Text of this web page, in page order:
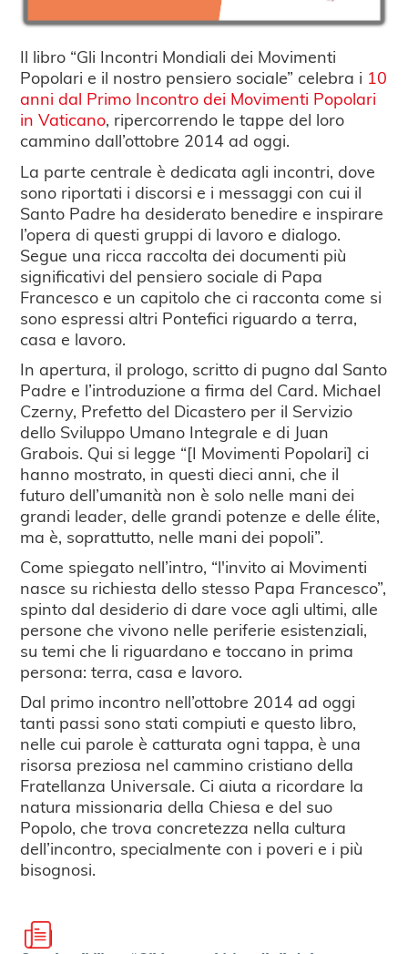
Il libro “Gli Incontri Mondiali dei Movimenti
Popolari e il nostro pensiero sociale” celebra i 10
anni dal Primo Incontro dei Movimenti Popolari
in Vaticano, ripercorrendo le tappe del loro
cammino dall’ottobre 2014 ad oggi.
La parte centrale è dedicata agli incontri, dove
sono riportati i discorsi e i messaggi con cui il
Santo Padre ha desiderato benedire e inspirare
l’opera di questi gruppi di lavoro e dialogo.
Segue una ricca raccolta dei documenti più
significativi del pensiero sociale di Papa
Francesco e un capitolo che ci racconta come si
sono espressi altri Pontefici riguardo a terra,
casa e lavoro.
In apertura, il prologo, scritto di pugno dal Santo
Padre e l’introduzione a firma del Card. Michael
Czerny, Prefetto del Dicastero per il Servizio
dello Sviluppo Umano Integrale e di Juan
Grabois. Qui si legge “[I Movimenti Popolari] ci
hanno mostrato, in questi dieci anni, che il
futuro dell’umanità non è solo nelle mani dei
grandi leader, delle grandi potenze e delle élite,
ma è, soprattutto, nelle mani dei popoli”.
Come spiegato nell’intro, “l'invito ai Movimenti
nasce su richiesta dello stesso Papa Francesco”,
spinto dal desiderio di dare voce agli ultimi, alle
persone che vivono nelle periferie esistenziali,
su temi che li riguardano e toccano in prima
persona: terra, casa e lavoro.
Dal primo incontro nell’ottobre 2014 ad oggi
tanti passi sono stati compiuti e questo libro,
nelle cui parole è catturata ogni tappa, è una
risorsa preziosa nel cammino cristiano della
Fratellanza Universale. Ci aiuta a ricordare la
natura missionaria della Chiesa e del suo
Popolo, che trova concretezza nella cultura
dell’incontro, specialmente con i poveri e i più
bisognosi.